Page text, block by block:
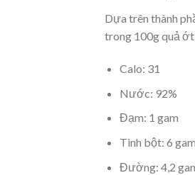
Dựa trên thành
trong 100g quả ớt
Calo: 31
Nước: 92%
Đạm: 1 gam
Tinh bột: 6 gam
Đường: 4,2